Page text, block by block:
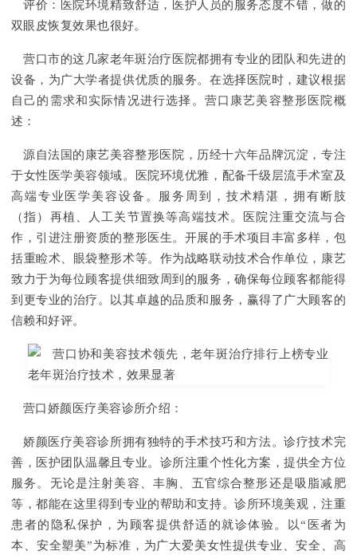
评价：医院环境精致舒适，医护人员的服务态度不错，做的
双眼皮恢复效果也很好。
营口市的这几家老年斑治疗医院都拥有专业的团队和先进的
设备，为广大学者提供优质的服务。在选择医院时，建议根据
自己的需求和实际情况进行选择。营口康艺美容整形医院概
述：
源自法国的康艺美容整形医院，历经十六年品牌沉淀，专注
于女性医学美容领域。医院环境优雅，配备千级层流手术室及
高端专业医学美容设备。服务周到，技术精湛，拥有断肢
（指）再植、人工关节置换等高端技术。医院注重交流与合
作，引进注册资质的整形医生。开展的手术项目丰富多样，包
括重睑术、眼袋整形术等。作为战略联动技术合作单位，康艺
致力于为每位顾客提供细致周到的服务，确保每位顾客都能得
到更专业的治疗。以其卓越的品质和服务，赢得了广大顾客的
信赖和好评。
营口娇颜医疗美容诊所介绍：
娇颜医疗美容诊所拥有独特的手术技巧和方法。诊疗技术完
善，医护团队温馨且专业。诊所注重个性化方案，提供全方位
服务。无论是注射美容、丰胸、五官综合整形还是吸脂减肥
等，都能在这里得到专业的帮助和支持。诊所环境美观，注重
患者的隐私保护，为顾客提供舒适的就诊体验。以“医者为
本、安全塑美”为标准，为广大爱美女性提供专业、安全、高